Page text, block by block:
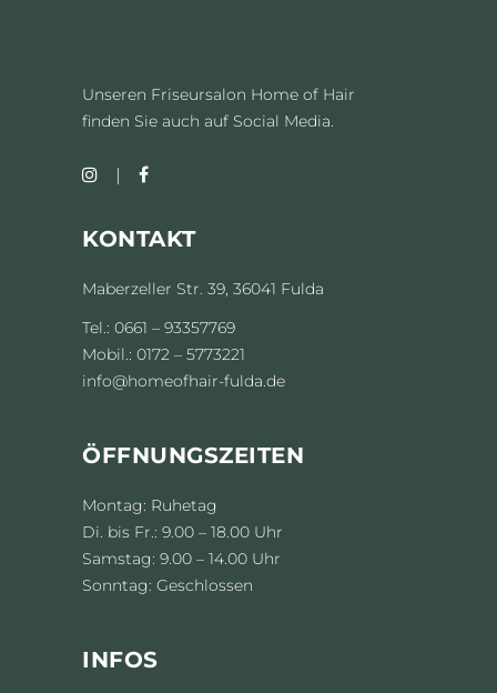
Unseren Friseursalon Home of Hair
finden Sie auch auf Social Media.
KONTAKT
Maberzeller Str. 39, 36041 Fulda
Tel.: 0661 – 93357769
Mobil.: 0172 – 5773221
info@homeofhair-fulda.de
ÖFFNUNGSZEITEN
Montag: Ruhetag
Di. bis Fr.: 9.00 – 18.00 Uhr
Samstag: 9.00 – 14.00 Uhr
Sonntag: Geschlossen
INFOS